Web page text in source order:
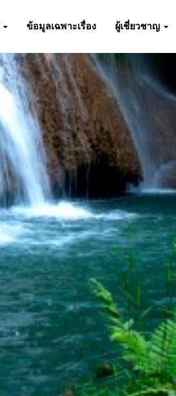
ข้อมูลเฉพาะเรื่อง ผู้เชี่ยวชาญ